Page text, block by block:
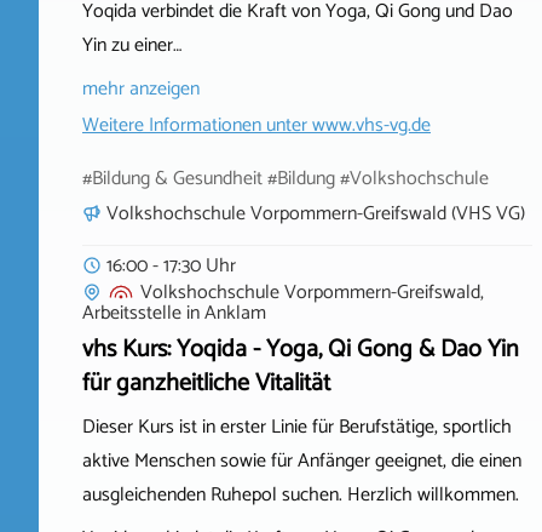
Yoqida verbindet die Kraft von Yoga, Qi Gong und Dao
Yin zu einer…
mehr anzeigen
Weitere Informationen unterwww.vhs-vg.de
#Bildung & Gesundheit #Bildung #Volkshochschule
Volkshochschule Vorpommern-Greifswald (VHS VG)
16:00 - 17:30 Uhr
Volkshochschule Vorpommern-Greifswald,
ArbeitsstelleinAnklam
vhs Kurs: Yoqida - Yoga, Qi Gong & Dao Yin
für ganzheitliche Vitalität
Dieser Kurs ist in erster Linie für Berufstätige, sportlich
aktive Menschen sowie für Anfänger geeignet, die einen
ausgleichenden Ruhepol suchen. Herzlich willkommen.